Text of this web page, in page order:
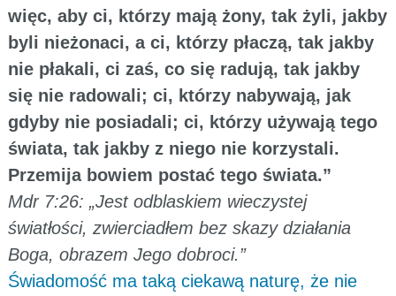
więc, aby ci, którzy mają żony, tak żyli, jakby
byli nieżonaci, a ci, którzy płaczą, tak jakby
nie płakali, ci zaś, co się radują, tak jakby
się nie radowali; ci, którzy nabywają, jak
gdyby nie posiadali; ci, którzy używają tego
świata, tak jakby z niego nie korzystali.
Przemija bowiem postać tego świata.”
Mdr 7:26: „Jest odblaskiem wieczystej
światłości, zwierciadłem bez skazy działania
Boga, obrazem Jego dobroci.”
Świadomość ma taką ciekawą naturę, że nie